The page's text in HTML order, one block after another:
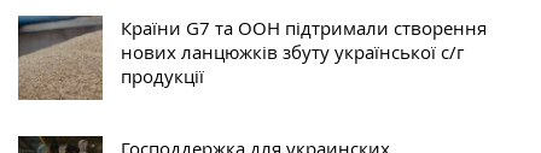
Країни G7 та ООН підтримали створення
нових ланцюжків збуту української с/г
продукції